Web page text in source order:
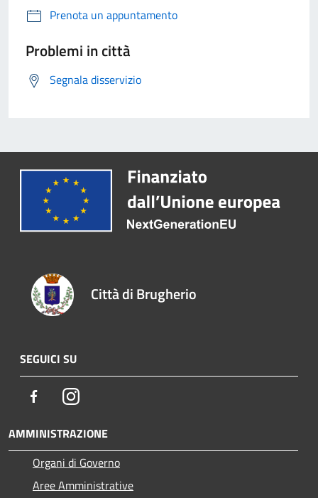
Prenota un appuntamento
Problemi in città
Segnala disservizio
Città di Brugherio
SEGUICI SU
FacebookInstagram
AMMINISTRAZIONE
Organi di Governo
Aree Amministrative